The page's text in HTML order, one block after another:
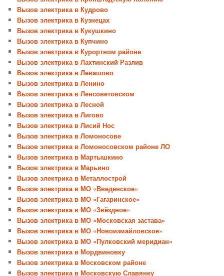
Вызов электрика в Кудрово
Вызов электрика в Кузнецах
Вызов электрика в Кукушкино
Вызов электрика в Купчино
Вызов электрика в Курортном районе
Вызов электрика в Лахтинский Разлив
Вызов электрика в Левашово
Вызов электрика в Ленино
Вызов электрика в Ленсоветовском
Вызов электрика в Лесной
Вызов электрика в Лигово
Вызов электрика в Лисий Нос
Вызов электрика в Ломоносове
Вызов электрика в Ломоносовском районе ЛО
Вызов электрика в Мартышкино
Вызов электрика в Марьино
Вызов электрика в Металлострой
Вызов электрика в МО «Введенское»
Вызов электрика в МО «Гагаринское»
Вызов электрика в МО «Звёздное»
Вызов электрика в МО «Московская застава»
Вызов электрика в МО «Новоизмайловское»
Вызов электрика в МО «Пулковский меридиан»
Вызов электрика в Мордвиновку
Вызов электрика в Московском районе
Вызов электрика в Московскую Славянку